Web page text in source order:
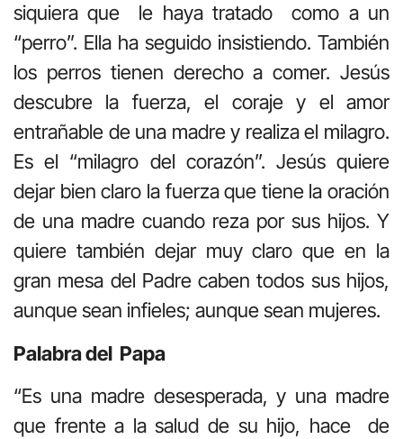
siquiera que le haya tratado como a un
“perro”. Ella ha seguido insistiendo. También
los perros tienen derecho a comer. Jesús
descubre la fuerza, el coraje y el amor
entrañable de una madre y realiza el milagro.
Es el “milagro del corazón”. Jesús quiere
dejar bien claro la fuerza que tiene la oración
de una madre cuando reza por sus hijos. Y
quiere también dejar muy claro que en la
gran mesa del Padre caben todos sus hijos,
aunque sean infieles; aunque sean mujeres.
Palabra del Papa
“Es una madre desesperada, y una madre
que frente a la salud de su hijo, hace de